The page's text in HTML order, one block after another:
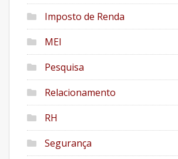
Imposto de Renda
MEI
Pesquisa
Relacionamento
RH
Segurança